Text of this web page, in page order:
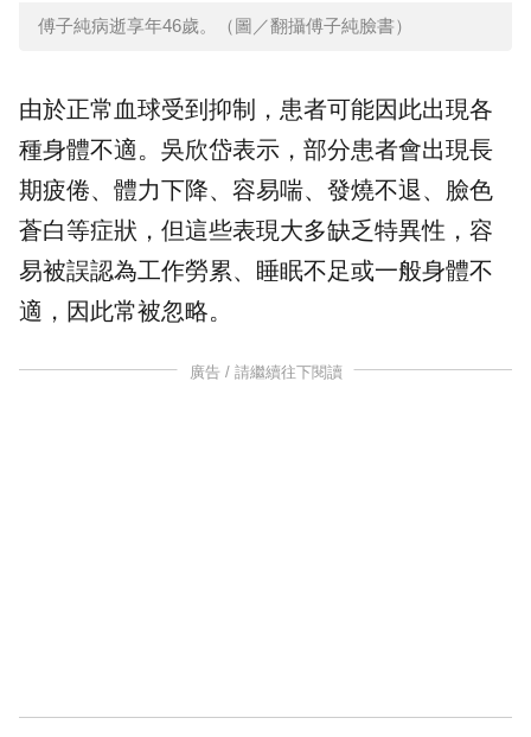
傅子純病逝享年46歲。（圖／翻攝傅子純臉書）
由於正常血球受到抑制，患者可能因此出現各
種身體不適。吳欣岱表示，部分患者會出現長
期疲倦、體力下降、容易喘、發燒不退、臉色
蒼白等症狀，但這些表現大多缺乏特異性，容
易被誤認為工作勞累、睡眠不足或一般身體不
適，因此常被忽略。
廣告 / 請繼續往下閱讀